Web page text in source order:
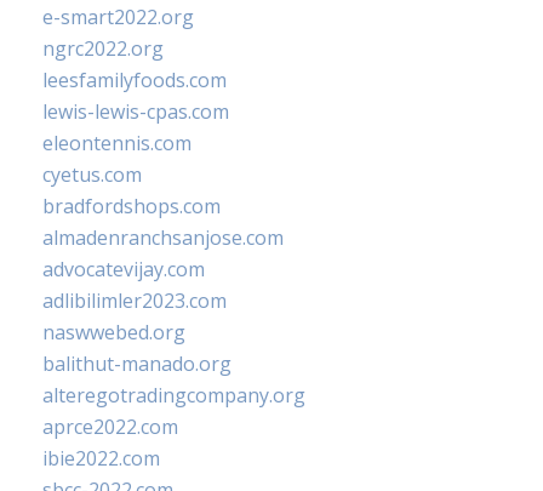
e-smart2022.org
ngrc2022.org
leesfamilyfoods.com
lewis-lewis-cpas.com
eleontennis.com
cyetus.com
bradfordshops.com
almadenranchsanjose.com
advocatevijay.com
adlibilimler2023.com
naswwebed.org
balithut-manado.org
alteregotradingcompany.org
aprce2022.com
ibie2022.com